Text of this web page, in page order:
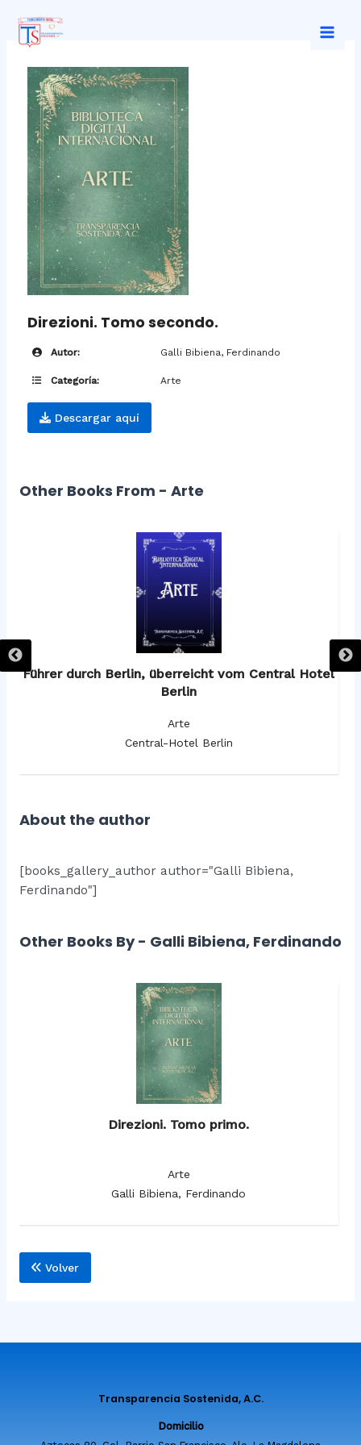
contenido
Direzioni. Tomo secondo.
Autor: Galli Bibiena, Ferdinando
Categoría: Arte
Descargar aquí
Other Books From - Arte
Führer durch Berlin, überreicht vom Central Hotel
Berlin
Arte
Central-Hotel Berlin
About the author
[books_gallery_author author="Galli Bibiena,
Ferdinando"]
Other Books By - Galli Bibiena, Ferdinando
Direzioni. Tomo primo.
Arte
Galli Bibiena, Ferdinando
Volver
Transparencia Sostenida, A.C.
Domicilio